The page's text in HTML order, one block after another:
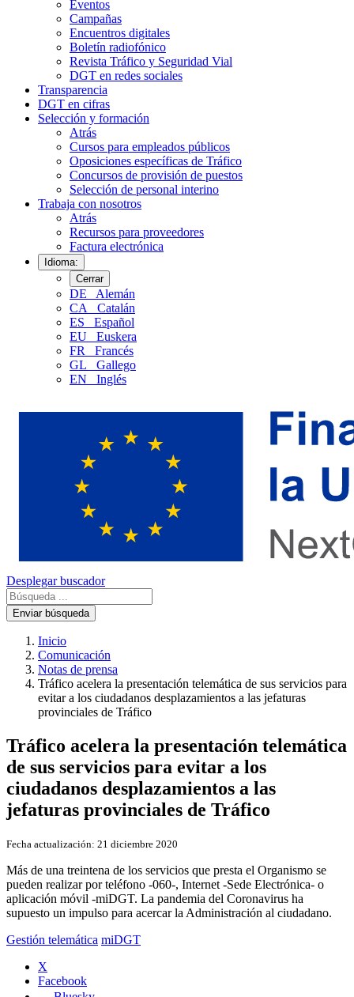
Eventos
Campañas
Encuentros digitales
Boletín radiofónico
Revista Tráfico y Seguridad Vial
DGT en redes sociales
Transparencia
DGT en cifras
Selección y formación
Atrás
Cursos para empleados públicos
Oposiciones específicas de Tráfico
Concursos de provisión de puestos
Selección de personal interino
Trabaja con nosotros
Atrás
Recursos para proveedores
Factura electrónica
Idioma:
Cerrar
DE
Alemán
CA
Catalán
ES
Español
EU
Euskera
FR
Francés
GL
Gallego
EN
Inglés
Desplegar buscador
Enviar búsqueda
Inicio
Comunicación
Notas de prensa
Tráfico acelera la presentación telemática de sus servicios para
evitar a los ciudadanos desplazamientos a las jefaturas
provinciales de Tráfico
Tráfico acelera la presentación telemática
de sus servicios para evitar a los
ciudadanos desplazamientos a las
jefaturas provinciales de Tráfico
Fecha actualización: 21 diciembre 2020
Más de una treintena de los servicios que presta el Organismo se
pueden realizar por teléfono -060-, Internet -Sede Electrónica- o
aplicación móvil -miDGT. La pandemia del Coronavirus ha
supuesto un impulso para acercar la Administración al ciudadano.
Gestión telemática miDGT
X
Facebook